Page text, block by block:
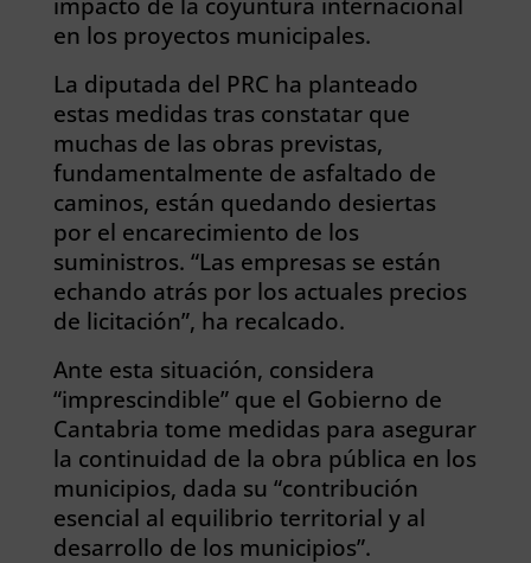
en los proyectos municipales.
La diputada del PRC ha planteado
estas medidas tras constatar que
muchas de las obras previstas,
fundamentalmente de asfaltado de
caminos, están quedando desiertas
por el encarecimiento de los
suministros. “Las empresas se están
echando atrás por los actuales precios
de licitación”, ha recalcado.
Ante esta situación, considera
“imprescindible” que el Gobierno de
Cantabria tome medidas para asegurar
la continuidad de la obra pública en los
municipios, dada su “contribución
esencial al equilibrio territorial y al
desarrollo de los municipios”.